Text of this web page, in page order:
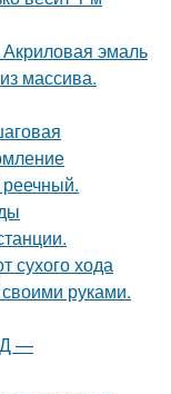
эмаль
массива.
сухого хода
руками.
Д —